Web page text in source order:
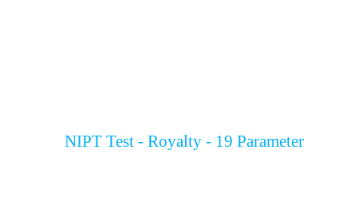
NIPT Test - Royalty - 19 Parameter